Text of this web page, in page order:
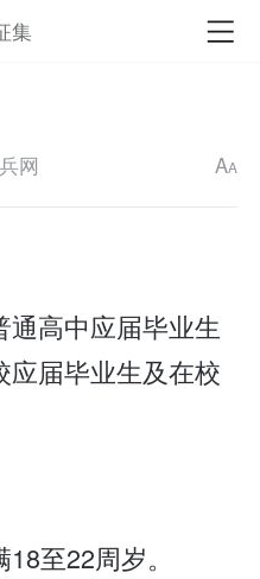
集
网 AA
高中应届毕业生
届毕业生及在校
至22周岁。